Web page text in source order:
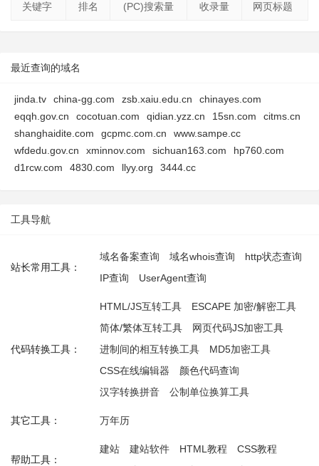
关键字 排名 (PC)搜索量 收录量 网页标题
最近查询的域名
jinda.tv china-gg.com zsb.xaiu.edu.cn
chinayes.com
eqqh.gov.cn
cocotuan.com qidian.yzz.cn 15sn.com
citms.cn
shanghaidite.com
gcpmc.com.cn
www.sampe.cc
wfdedu.gov.cn
xminnov.com sichuan163.com
hp760.com
d1rcw.com
4830.com llyy.org 3444.cc
工具导航
站长常用工具：
域名备案查询 域名whois查询
http状态查询
IP查询
UserAgent查询
代码转换工具：
HTML/JS互转工具
ESCAPE 加密/解密工具
简体/繁体互转工具
网页代码JS加密工具
进制间的相互转换工具
MD5加密工具
CSS在线编辑器
颜色代码查询
汉字转换拼音
公制单位换算工具
其它工具： 万年历
帮助工具：
建站 建站软件 HTML教程
CSS教程